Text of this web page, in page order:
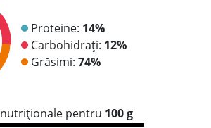
Proteine: 14%
Carbohidrați: 12%
Grăsimi: 74%
pentru 100 g